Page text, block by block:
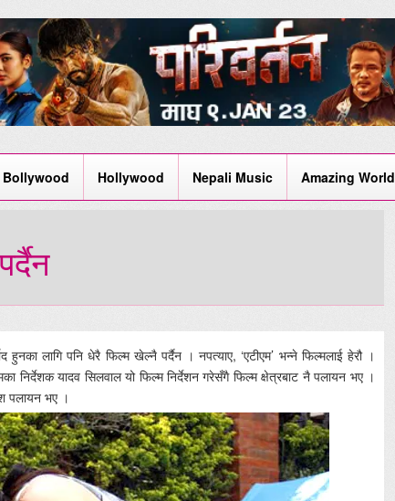
Bollywood Hollywood Nepali Music Amazing World
लागि पनि धेरै फिल्म खेल्नै पर्दैन । नपत्याए, ‘एटीएम’ भन्ने फिल्मलाई हेरौ ।
निर्देशक यादव सिलवाल यो फिल्म निर्देशन गरेसँगै फिल्म क्षेत्रबाट नै पलायन भए ।
पलायन भए ।